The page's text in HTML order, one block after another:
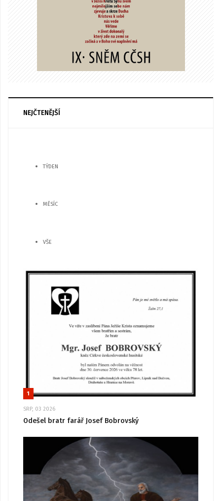
NEJČTENĚJŠÍ
TÝDEN
MĚSÍC
VŠE
1
SRP, 03 2026
Odešel bratr farář Josef Bobrovský